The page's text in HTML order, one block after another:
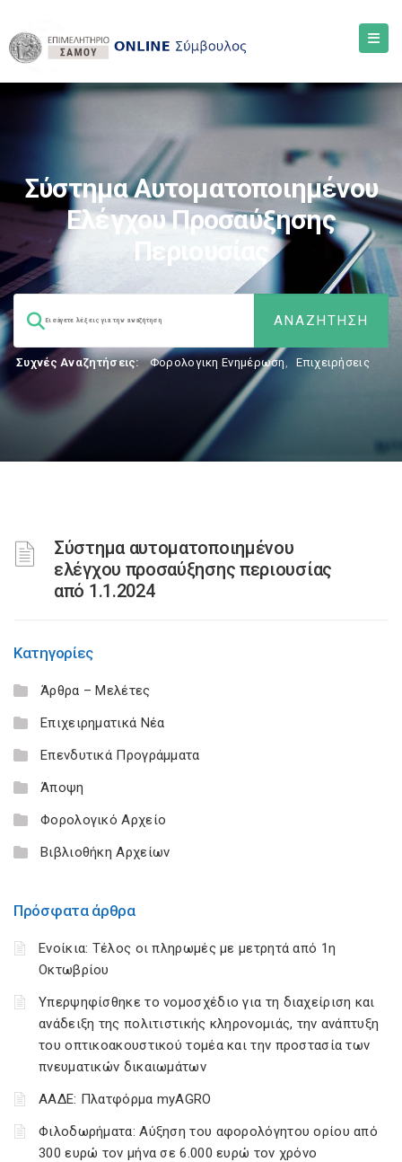
Σύστημα Αυτοματοποιημένου
Ελέγχου Προσαύξησης
Περιουσίας
Συχνές Αναζητήσεις: Φορολογικη Ενημέρωση, Επιχειρήσεις
Σύστημα αυτοματοποιημένου
ελέγχου προσαύξησης περιουσίας
από 1.1.2024
Κατηγορίες
Άρθρα – Μελέτες
Επιχειρηματικά Νέα
Επενδυτικά Προγράμματα
Άποψη
Φορολογικό Αρχείο
Βιβλιοθήκη Αρχείων
Πρόσφατα άρθρα
Ενοίκια: Τέλος οι πληρωμές με μετρητά από 1η
Οκτωβρίου
Υπερψηφίσθηκε το νομοσχέδιο για τη διαχείριση και
ανάδειξη της πολιτιστικής κληρονομιάς, την ανάπτυξη
του οπτικοακουστικού τομέα και την προστασία των
πνευματικών δικαιωμάτων
ΑΑΔΕ: Πλατφόρμα myAGRO
Φιλοδωρήματα: Αύξηση του αφορολόγητου ορίου από
300 ευρώ τον μήνα σε 6.000 ευρώ τον χρόνο